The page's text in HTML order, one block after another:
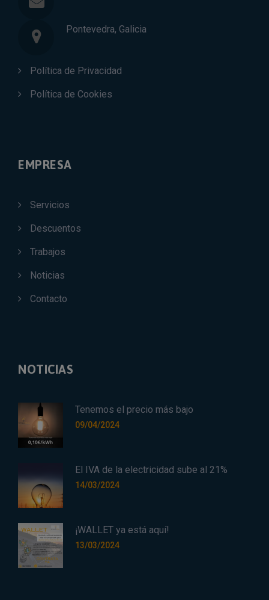
Pontevedra, Galicia
Política de Privacidad
Política de Cookies
EMPRESA
Servicios
Descuentos
Trabajos
Noticias
Contacto
NOTICIAS
Tenemos el precio más bajo
09/04/2024
El IVA de la electricidad sube al 21%
14/03/2024
¡WALLET ya está aquí!
13/03/2024